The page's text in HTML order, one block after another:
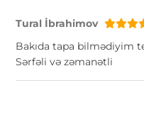
Tural İbrahimov
Bakıda tapa bilmədiyim
Sərfəli və zəmanətli